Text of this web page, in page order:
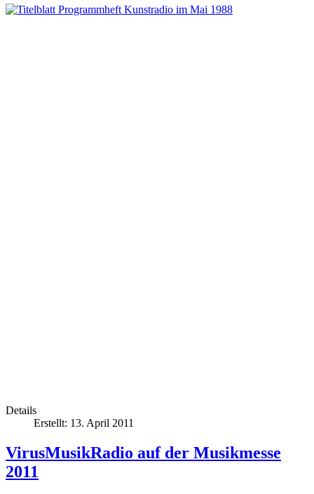
Details
Erstellt: 13. April 2011
VirusMusikRadio auf der Musikmesse
2011